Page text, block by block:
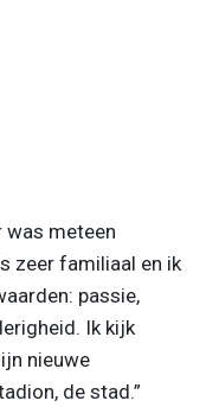
was meteen
zeer familiaal en ik
passie,
Ik kijk
nieuwe
de stad.”